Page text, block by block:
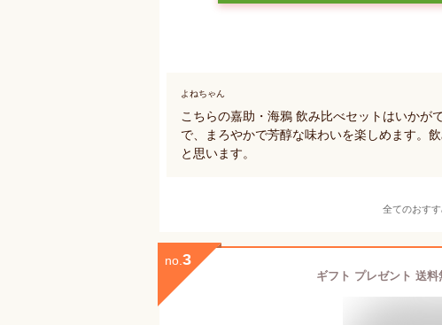
よねちゃん
こちらの嘉助・海鴉 飲み比べセットはいかが
で、まろやかで芳醇な味わいを楽しめます。
と思います。
全てのおすす
no. 3
ギフト プレゼント 送